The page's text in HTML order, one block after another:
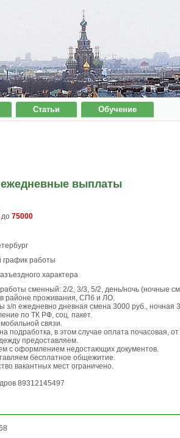
Статьи Обучение
выплаты
до 75000
работы
характера
сменный: 2/2, 3/3, 5/2, день/ночь (ночные
районе проживания, СПб и ЛО.
з/п ежедневно дневная смена 3000 руб., ночная
по ТК РФ, соц. пакет.
связи.
подработка, в этом случае оплата почасовая, от
предоставляем.
с оформлением недостающих документов.
бесплатное общежитие.
вакантных мест ограничено.
89312145497